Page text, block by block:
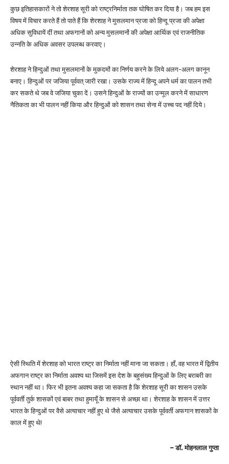
कुछ इतिहासकारों ने तो शेरशाह सूरी को राष्ट्रनिर्माता तक घोषित कर दिया है। जब हम इस
विषय में विचार करते हैं तो पाते हैं कि शेरशाह ने मुसलमान प्रजा को हिन्दू प्रजा की अपेक्षा
अधिक सुविधायें दीं तथा अफगानों को अन्य मुसलमानों की अपेक्षा आर्थिक एवं राजनीतिक
उन्नति के अधिक अवसर उपलब्ध करवाए।
शेरशाह ने हिन्दुओं तथा मुसलमानों के मुकदमों का निर्णय करने के लिये अलग-अलग कानून
बनाए। हिन्दुओं पर जजिया पूर्ववत् जारी रखा। उसके राज्य में हिन्दू अपने धर्म का पालन तभी
कर सकते थे जब वे जजिया चुका दें। उसने हिन्दुओं के राज्यों का उन्मूल करने में साधारण
नैतिकता का भी पालन नहीं किया और हिन्दुओं को शासन तथा सेना में उच्च पद नहीं दिये।
ऐसी स्थिति में शेरशाह को भारत राष्ट्र का निर्माता नहीं माना जा सकता। हाँ, वह भारत में द्वितीय
अफगान राष्ट्र का निर्माता अवश्य था जिसमें इस देश के बहुसंख्य हिन्दुओं के लिए बराबरी का
स्थान नहीं था। फिर भी इतना अवश्य कहा जा सकता है कि शेरशाह सूरी का शासन उसके
पूर्ववर्ती तुर्क शासकों एवं बाबर तथा हुमायूँ के शासन से अच्छा था। शेरशाह के शासन में उत्तर
भारत के हिन्दुओं पर वैसे अत्याचार नहीं हुए थे जैसे अत्याचार उसके पूर्ववर्ती अफगान शासकों के
काल में हुए थे!
– डॉ. मोहनलाल गुप्ता